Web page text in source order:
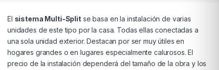
El sistema Multi-Splitse basa en la instalación de varias
unidades de este tipo por la casa. Todas ellas conectadas a
una sola unidad exterior. Destacan por ser muy útiles en
hogares grandes o en lugares especialmente calurosos. El
precio de la instalación dependerá del tamaño de la obra y los